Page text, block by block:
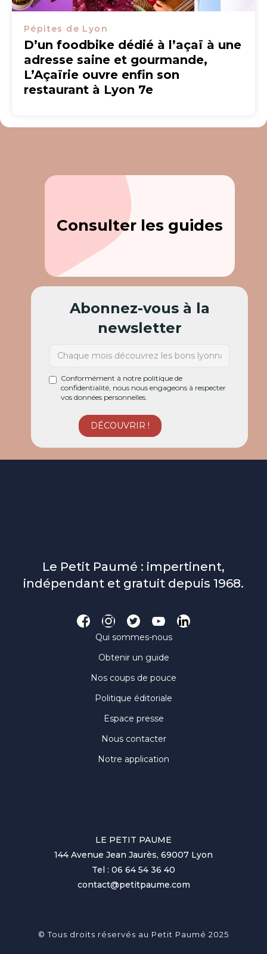
Pépites de Lyon
D’un foodbike dédié à l’açaï à une
adresse saine et gourmande,
L’Açaïrie ouvre enfin son
restaurant à Lyon 7e
Consulter les guides
Abonnez-vous à la
newsletter
Conformément à notre politique de
confidentialité, nous nous engageons à respecter
vos données personnelles.
Le Petit Paumé : impertinent,
indépendant et gratuit depuis 1968.
Qui sommes-nous
Obtenir un guide
Nos coups de pouce
Politique éditoriale
Espace presse
Nous contacter
Notre application
LE PETIT PAUME
144 Avenue Jean Jaurès, 69007 Lyon
Tel : 06 64 54 36 40
contact@petitpaume.com
© Tous droits réservés au Petit Paumé 2025